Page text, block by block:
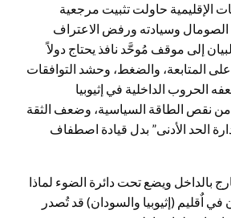
الإقليمية حاولت تثبيت مرجعية
وسيادته ورفض الاعتراف
إلى موقف مُوحَّد نافذ يحتاج دولاً
المتابعة، والضغط، وحشد التوافقات
الحروب الداخلية في إثيوبيا
من نقص الطاقة السياسية، وضعف الثقة
الحد الأدنى” بدل قيادة اصطفاف
بالداخل ويضع تحت دائرة الضوء لماذا
اٌقليم (إثيوبيا والسودان) قد تُصدر